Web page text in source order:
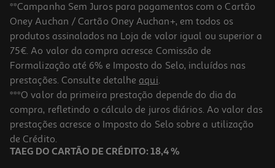
**Campanha Sem Juros para pagamentos com o Cartão
Oney Auchan / Cartão Oney Auchan+, em todos os
produtos assinalados na Loja de valor igual ou superior a
75€. Ao valor da compra acresce Comissão de
Formalização até 6% e Imposto do Selo, incluídos nas
prestações. Consulte detalhe aqui.
***O valor da primeira prestação depende do dia da
compra, refletindo o cálculo de juros diários. Ao valor das
prestações acresce o Imposto do Selo sobre a utilização
de Crédito.
TAEG DO CARTÃO DE CRÉDITO: 18,4 %